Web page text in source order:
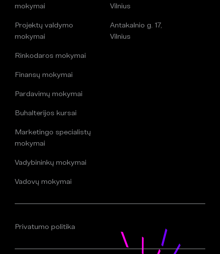
mokymai
Projektų valdymo
mokymai
Rinkodaros mokymai
Finansų mokymai
Pardavimų mokymai
Buhalterijos kursai
Marketingo specialistų
mokymai
Vadybininkų mokymai
Vadovų mokymai
Vilnius
Antakalnio g. 17,
Vilnius
Privatumo politika